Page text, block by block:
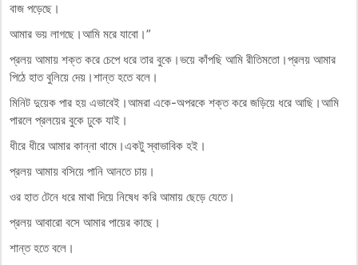
বাজ পড়েছে।
আমার ভয় লাগছে।আমি মরে যাবো।”
প্রলয় আমায় শক্ত করে চেপে ধরে তার বুকে।ভয়ে কাঁপছি আমি রীতিমতো।প্রলয় আমার
পিঠে হাত বুলিয়ে দেয়।শান্ত হতে বলে।
মিনিট দুয়েক পার হয় এভাবেই।আমরা একে-অপরকে শক্ত করে জড়িয়ে ধরে আছি।আমি
পারলে প্রলয়ের বুকে ঢুকে যাই।
ধীরে ধীরে আমার কান্না থামে।একটু স্বাভাবিক হই।
প্রলয় আমায় বসিয়ে পানি আনতে চায়।
ওর হাত টেনে ধরে মাথা দিয়ে নিষেধ করি আমায় ছেড়ে যেতে।
প্রলয় আবারো বসে আমার পায়ের কাছে।
শান্ত হতে বলে।